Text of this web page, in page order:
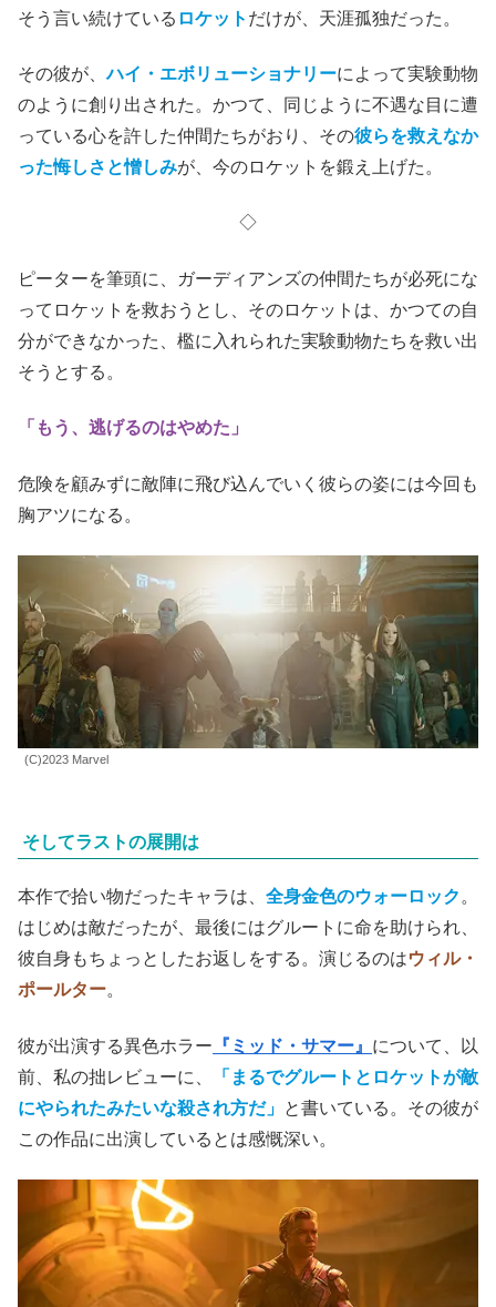
そう言い続けている ロケット だけが、天涯孤独だった。
その彼が、ハイ・エボリューショナリーによって実験動物
のように創り出された。かつて、同じように不遇な目に遭
っている心を許した仲間たちがおり、その彼らを救えなか
った悔しさと憎しみが、今のロケットを鍛え上げた。
◇
ピーターを筆頭に、ガーディアンズの仲間たちが必死にな
ってロケットを救おうとし、そのロケットは、かつての自
分ができなかった、檻に入れられた実験動物たちを救い出
そうとする。
「もう、逃げるのはやめた」
危険を顧みずに敵陣に飛び込んでいく彼らの姿には今回も
胸アツになる。
(C)2023 Marvel
そしてラストの展開は
本作で拾い物だったキャラは、 全身金色のウォーロック 。
はじめは敵だったが、最後にはグルートに命を助けられ、
彼自身もちょっとしたお返しをする。演じるのはウィル・
ポールター。
彼が出演する異色ホラー 『ミッド・サマー』 について、以
前、私の拙レビューに、
「まるでグルートとロケットが敵
にやられたみたいな殺され方だ」 と書いている。その彼が
この作品に出演しているとは感慨深い。